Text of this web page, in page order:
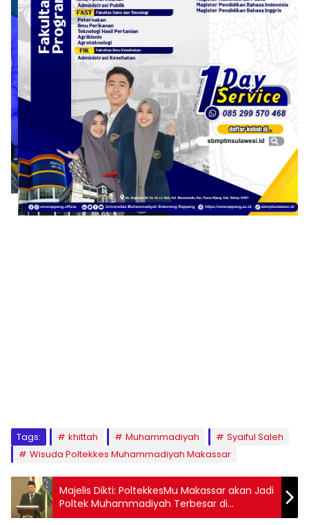
Tags: khittah Muhammadiyah
Syaiful Saleh
Wisuda Poltekkes Muhammadiyah Makassar
Majelis Dikti: PoltekkesMu Makassar akan Jadi
Poltek Muhammadiyah Terbesar di
Indonesia